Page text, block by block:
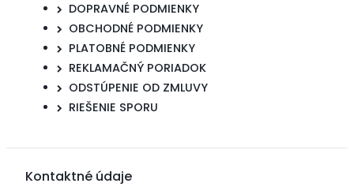
DOPRAVNÉ PODMIENKY
OBCHODNÉ PODMIENKY
PLATOBNÉ PODMIENKY
REKLAMAČNÝ PORIADOK
ODSTÚPENIE OD ZMLUVY
RIEŠENIE SPORU
Kontaktné údaje